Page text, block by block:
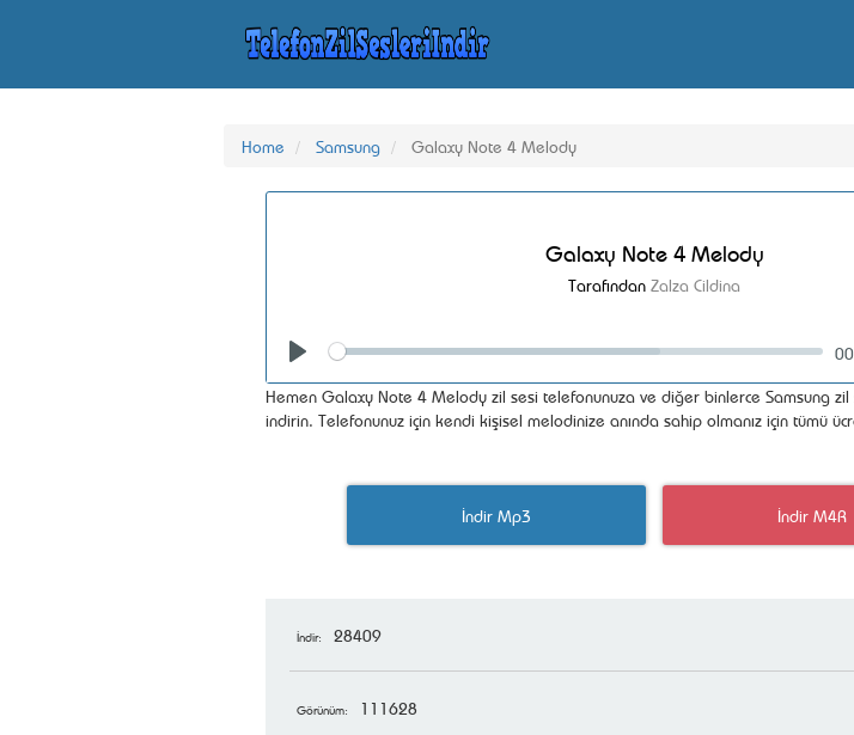
Home Samsung Galaxy Note 4 Melody
Galaxy Note 4 Melody
Tarafından Zalza Cildina
Seek
Hemen Galaxy Note 4 Melody zil sesi telefonunuza ve diğer binlerce Samsung
indirin. Telefonunuz için kendi kişisel melodinize anında sahip olmanız için tümü
İndir Mp3 İndir M4R
İndir: 28409
Görünüm: 111628